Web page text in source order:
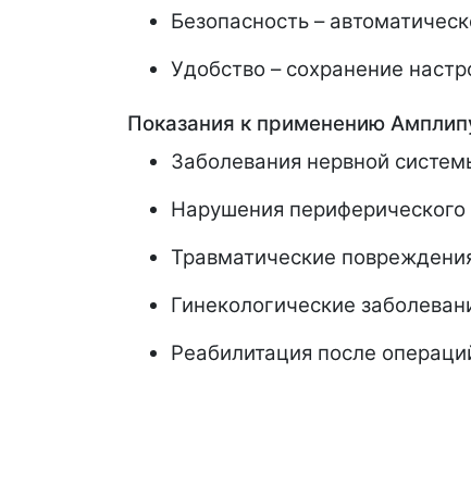
Безопасность –
Удобство – сохранение
Показания к применению
Заболевания нервной
Нарушения
Травматические
Гинекологические
Реабилитация после